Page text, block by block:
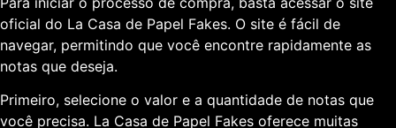
oficial do La Casa de Papel Fakes. O site é fácil de
navegar, permitindo que você encontre rapidamente as
notas que deseja.
Primeiro, selecione o valor e a quantidade de notas que
você precisa. La Casa de Papel Fakes oferece muitas